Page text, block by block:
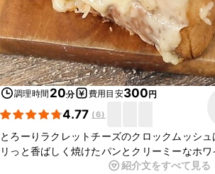
調理時間 20分 費用目安300円
4.77 (6)
とろーりラクレットチーズのクロックムッシ
リっと香ばしく焼けたパンとクリーミーなホ
スハムとラクレットチーズの塩気が合わさり、
紹介文をすべて見る